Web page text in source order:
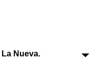
Nueva.